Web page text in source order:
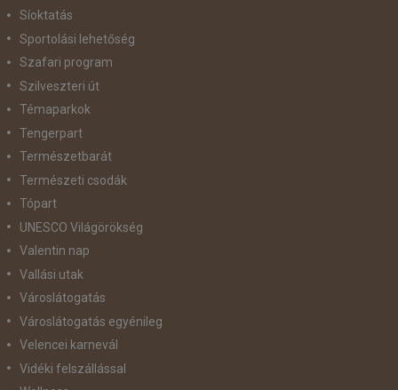
Síoktatás
Sportolási lehetőség
Szafari program
Szilveszteri út
Témaparkok
Tengerpart
Természetbarát
Természeti csodák
Tópart
UNESCO Világörökség
Valentin nap
Vallási utak
Városlátogatás
Városlátogatás egyénileg
Velencei karnevál
Vidéki felszállással